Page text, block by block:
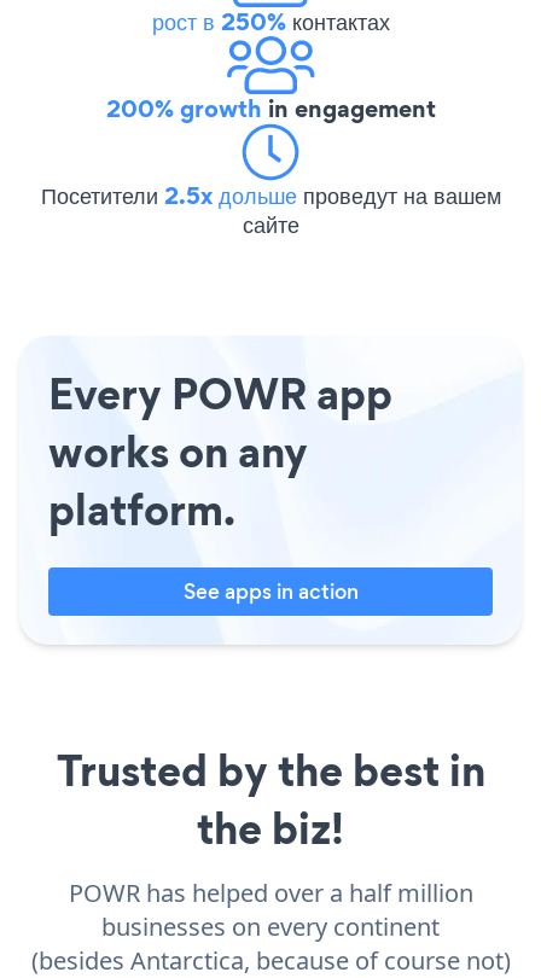
рост в 250%контактах
200% growth in engagement
Посетители 2.5x дольше проведут на вашем
сайте
Every POWR app
works on any
platform.
See apps in action
Trusted by the best in
the biz!
POWR has helped over a half million
businesses on every continent
(besides Antarctica, because of course not)